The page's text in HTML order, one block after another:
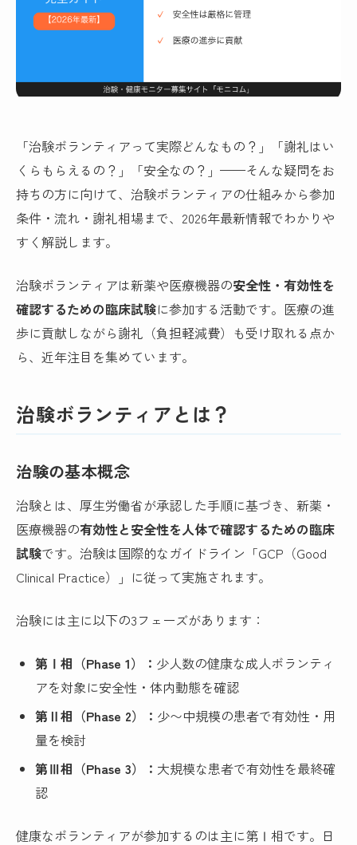
「治験ボランティアって実際どんなもの？」「謝礼はい
くらもらえるの？」「安全なの？」——そんな疑問をお
持ちの方に向けて、治験ボランティアの仕組みから参加
条件・流れ・謝礼相場まで、2026年最新情報でわかりや
すく解説します。
治験ボランティアは新薬や医療機器の安全性・有効性を
確認するための臨床試験に参加する活動です。医療の進
歩に貢献しながら謝礼（負担軽減費）も受け取れる点か
ら、近年注目を集めています。
治験ボランティアとは？
治験の基本概念
治験とは、厚生労働省が承認した手順に基づき、新薬・
医療機器の有効性と安全性を人体で確認するための臨床
試験です。治験は国際的なガイドライン「GCP（Good
Clinical Practice）」に従って実施されます。
治験には主に以下の3フェーズがあります：
第Ⅰ相（Phase 1）： 少人数の健康な成人ボランティ
アを対象に安全性・体内動態を確認
第Ⅱ相（Phase 2）： 少〜中規模の患者で有効性・用
量を検討
第Ⅲ相（Phase 3）： 大規模な患者で有効性を最終確
認
健康なボランティアが参加するのは主に第Ⅰ相です。日